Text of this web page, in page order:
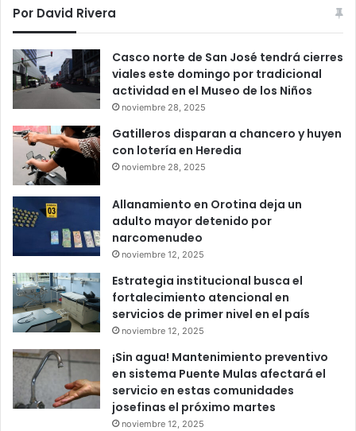
Por David Rivera
Casco norte de San José tendrá cierres
viales este domingo por tradicional
actividad en el Museo de los Niños
noviembre 28, 2025
Gatilleros disparan a chancero y huyen
con lotería en Heredia
noviembre 28, 2025
Allanamiento en Orotina deja un
adulto mayor detenido por
narcomenudeo
noviembre 12, 2025
Estrategia institucional busca el
fortalecimiento atencional en
servicios de primer nivel en el país
noviembre 12, 2025
¡Sin agua! Mantenimiento preventivo
en sistema Puente Mulas afectará el
servicio en estas comunidades
josefinas el próximo martes
noviembre 12, 2025